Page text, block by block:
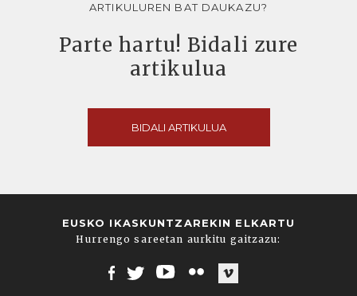
ARTIKULUREN BAT DAUKAZU?
Parte hartu! Bidali zure
artikulua
BIDALI ARTIKULUA
EUSKO IKASKUNTZAREKIN ELKARTU
Hurrengo sareetan aurkitu gaitzazu: